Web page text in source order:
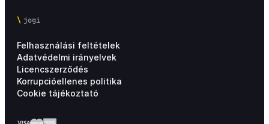
jogi
Felhasználási feltételek
Adatvédelmi irányelvek
Licencszerződés
Korrupcióellenes politika
Cookie tájékoztató